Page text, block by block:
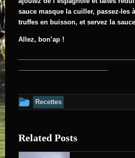
sauce masque la cuiller, passez-les
truffes en buisson, et servez la
Allez, bon’ap !
Cet article a été publié
Recettes
Related Posts